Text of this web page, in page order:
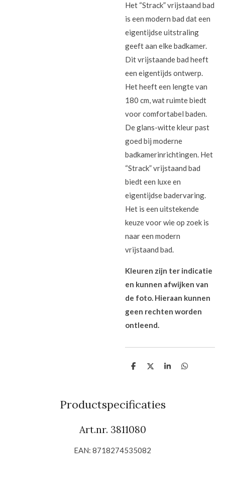
Het “Strack” vrijstaand bad
is een modern bad dat een
eigentijdse uitstraling
geeft aan elke badkamer.
Dit vrijstaande bad heeft
een eigentijds ontwerp.
Het heeft een lengte van
180 cm, wat ruimte biedt
voor comfortabel baden.
De glans-witte kleur past
goed bij moderne
badkamerinrichtingen. Het
“Strack” vrijstaand bad
biedt een luxe en
eigentijdse badervaring.
Het is een uitstekende
keuze voor wie op zoek is
naar een modern
vrijstaand bad.
Kleuren zijn ter indicatie
en kunnen afwijken van
de foto. Hieraan kunnen
geen rechten worden
ontleend.
D
n
D
S
D
Productspecificaties
Art.nr. 3811080
EAN: 8718274535082